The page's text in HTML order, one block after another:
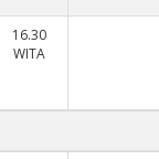
16.30
WITA